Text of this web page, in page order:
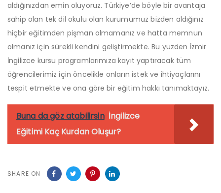
aldığınızdan emin oluyoruz. Türkiye’de böyle bir avantaja
sahip olan tek dil okulu olan kurumumuz bizden aldığınız
hiçbir eğitimden pişman olmamanız ve hatta memnun
olmanız için sürekli kendini geliştirmekte. Bu yüzden İzmir
İngilizce kursu programlarımıza kayıt yaptıracak tüm
öğrencilerimiz için öncelikle onların istek ve ihtiyaçlarını
tespit etmekte ve ona göre bir eğitim hakkı tanımaktayız.
Buna da göz atabilirsin İngilizce
Eğitimi Kaç Kurdan Oluşur?
SHARE ON